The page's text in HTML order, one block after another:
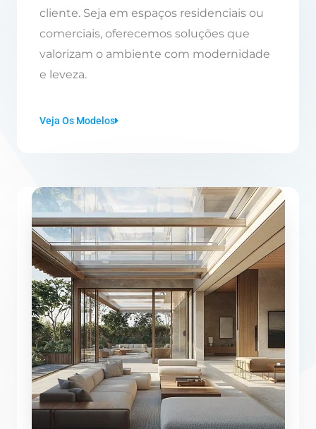
cliente. Seja em espaços residenciais ou
comerciais, oferecemos soluções que
valorizam o ambiente com modernidade
e leveza.
Veja Os Modelos